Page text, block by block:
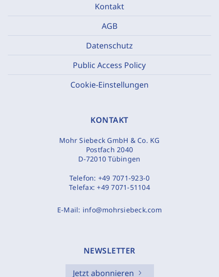
Kontakt
AGB
Datenschutz
Public Access Policy
Cookie-Einstellungen
KONTAKT
Mohr Siebeck GmbH & Co. KG
Postfach 2040
D-72010 Tübingen
Telefon: +49 7071-923-0
Telefax:+49 7071-51104
E-Mail: info@mohrsiebeck.com
NEWSLETTER
Jetzt abonnieren